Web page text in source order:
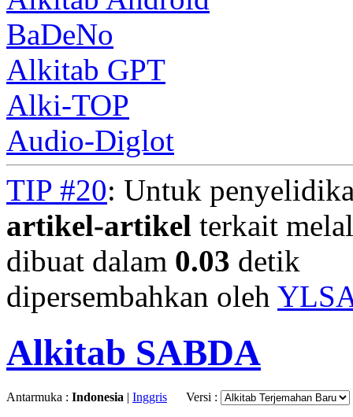
BaDeNo
Alkitab GPT
Alki-TOP
Audio-Diglot
TIP #20: Untuk
artikel-artikel terkait
dibuat dalam 0.03 detik
dipersembahkan oleh
Alkitab SABDA
Antarmuka : Indonesia | Inggris Versi :